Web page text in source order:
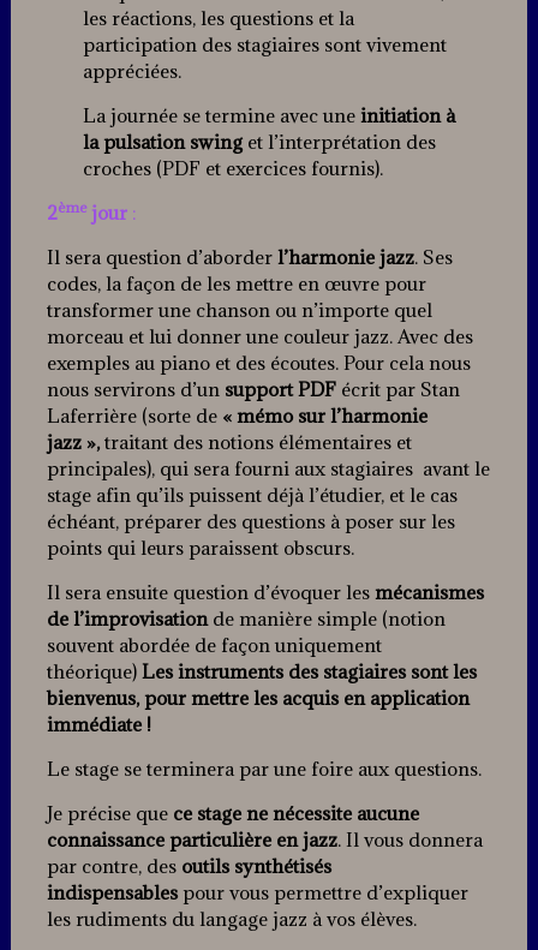
les réactions, les questions et la
participation des stagiaires sont vivement
appréciées.
La journée se termine avec une initiation à
la pulsation swinget l’interprétation des
croches (PDF et exercices fournis).
2èmejour:
Il sera question d’aborder l’harmonie jazz. Ses
codes, la façon de les mettre en œuvre pour
transformer une chanson ou n’importe quel
morceau et lui donner une couleur jazz. Avec des
exemples au piano et des écoutes. Pour cela nous
nous servirons d’un support PDFécrit par Stan
Laferrière (sorte de « mémo sur l’harmonie
jazz »,traitant des notions élémentaires et
principales), qui sera fourni aux stagiaires avant le
stage afin qu’ils puissent déjà l’étudier, et le cas
échéant, préparer des questions à poser sur les
points qui leurs paraissent obscurs.
Il sera ensuite question d’évoquer les mécanismes
de l’improvisationde manière simple (notion
souvent abordée de façon uniquement
théorique) Les instruments des stagiaires sont les
bienvenus, pour mettre les acquis en application
immédiate !
Le stage se terminera par une foire aux questions.
Je précise quece stage ne nécessite aucune
connaissance particulière en jazz. Il vous donnera
par contre, des outils synthétisés
indispensablespour vous permettre d’expliquer
les rudiments du langage jazz à vos élèves.